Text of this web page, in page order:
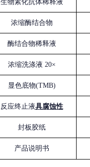
生物素化抗体稀释液
浓缩酶结合物
酶结合物稀释液
浓缩洗涤液 20×
显色底物(TMB)
反应终止液具腐蚀性
封板胶纸
产品说明书